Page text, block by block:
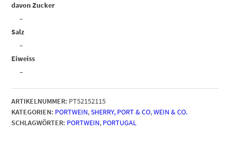
davon Zucker
–
Salz
–
Eiweiss
–
ARTIKELNUMMER: PT52152115
KATEGORIEN: PORTWEIN,SHERRY, PORT & CO,WEIN & CO.
SCHLAGWÖRTER: PORTWEIN, PORTUGAL